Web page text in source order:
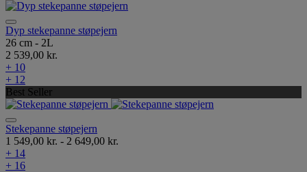
Dyp stekepanne støpejern
26 cm - 2L
2 539,00 kr.
+ 10
+ 12
Best Seller
Stekepanne støpejern
1 549,00 kr. - 2 649,00 kr.
+ 14
+ 16